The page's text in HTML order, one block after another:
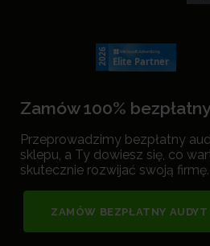
Zamów 100%
Przeprowadzimy bezpłatny
sklepu, a Ty dowiesz się, co
skutecznie rozwijać swoją firmę.
ZAMÓW BEZPŁATNY AUDYT